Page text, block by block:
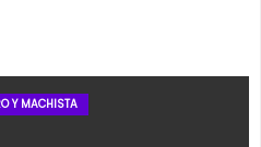
Y MACHISTA